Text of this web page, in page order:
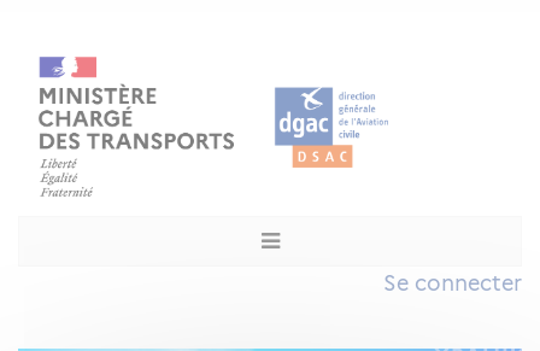
Se connecter